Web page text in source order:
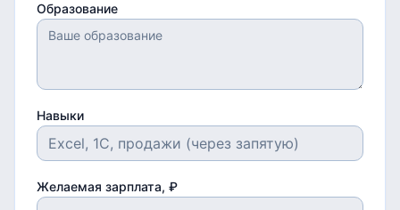
Образование
Навыки
Желаемая зарплата, ₽